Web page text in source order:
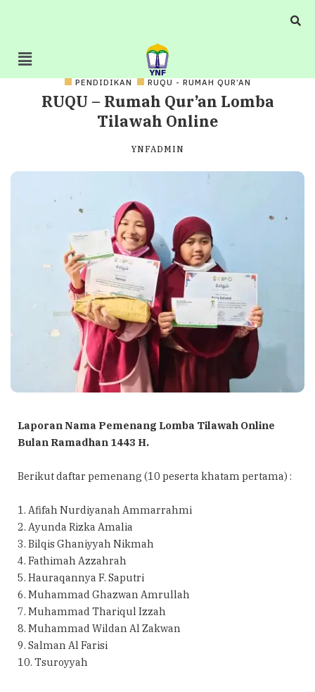
PENDIDIKAN RUQU - RUMAH QUR’AN
RUQU – Rumah Qur’an Lomba
Tilawah Online
YNFADMIN
Laporan Nama Pemenang Lomba Tilawah Online
Bulan Ramadhan 1443 H.
Berikut daftar pemenang (10 peserta khatam pertama) :
1. Afifah Nurdiyanah Ammarrahmi
2. Ayunda Rizka Amalia
3. Bilqis Ghaniyyah Nikmah
4. Fathimah Azzahrah
5. Hauraqannya F. Saputri
6. Muhammad Ghazwan Amrullah
7. Muhammad Thariqul Izzah
8. Muhammad Wildan Al Zakwan
9. Salman Al Farisi
10. Tsuroyyah